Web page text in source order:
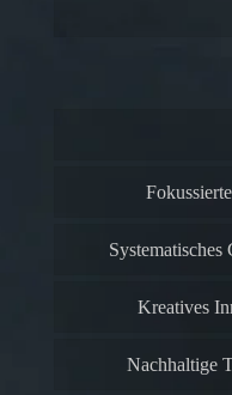
Systematisches
Kreatives
Nachhaltige